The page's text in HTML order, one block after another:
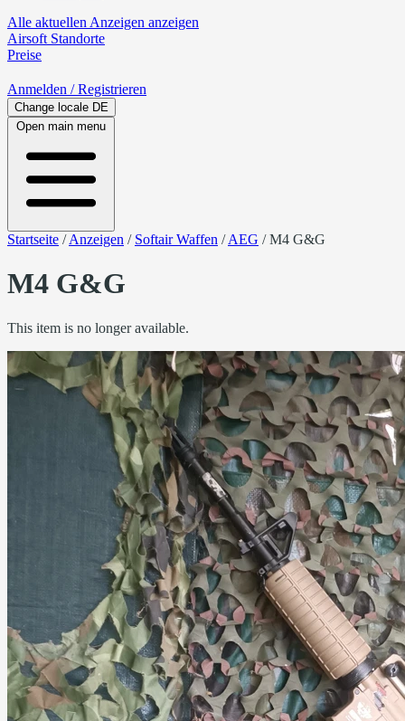
Alle aktuellen Anzeigen anzeigen
Airsoft Standorte
Preise
Anmelden / Registrieren
Change locale DE
Open main menu
Startseite /Anzeigen / Softair Waffen /AEG /M4 G&G
M4 G&G
This item is no longer available.